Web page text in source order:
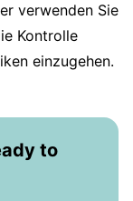
verwenden Sie
Kontrolle
einzugehen.
to